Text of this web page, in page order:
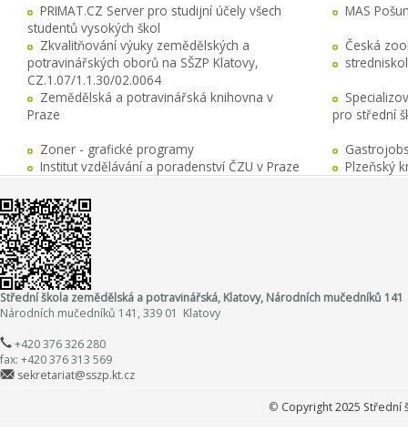
PRIMAT.CZ Server pro studijní účely všech
studentů vysokých škol
MAS
Zkvalitňování výuky zemědělských a
potravinářských oborů na SŠZP Klatovy,
CZ.1.07/1.1.30/02.0064
Česká
Zemědělská a potravinářská knihovna v
Praze
pro střední
Zoner - grafické programy
Institut vzdělávání a poradenství ČZU v Praze
Plzeňský
Střední škola zemědělská a potravinářská, Klatovy, Národních mučedníků 141
Národních mučedníků 141, 339 01 Klatovy
+420 376 326 280
fax: +420 376 313 569
sekretariat@sszp.kt.cz
© Copyright 2025 Střední